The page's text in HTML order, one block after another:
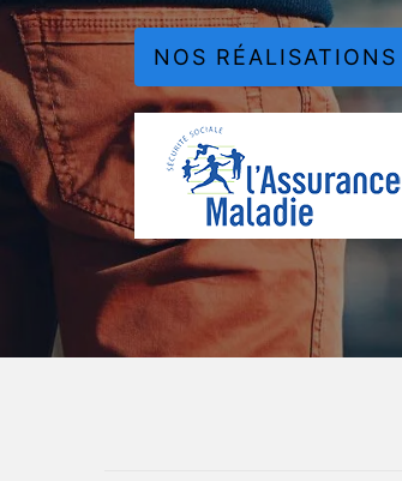
NOS RÉALISATIONS